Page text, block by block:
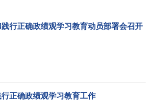
行正确政绩观学习教育动员部署会召开
正确政绩观学习教育工作